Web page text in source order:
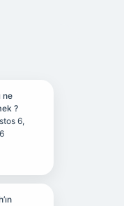
ne
?
6,